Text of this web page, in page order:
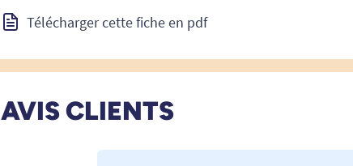
Télécharger cette fiche en pdf
AVIS CLIENTS